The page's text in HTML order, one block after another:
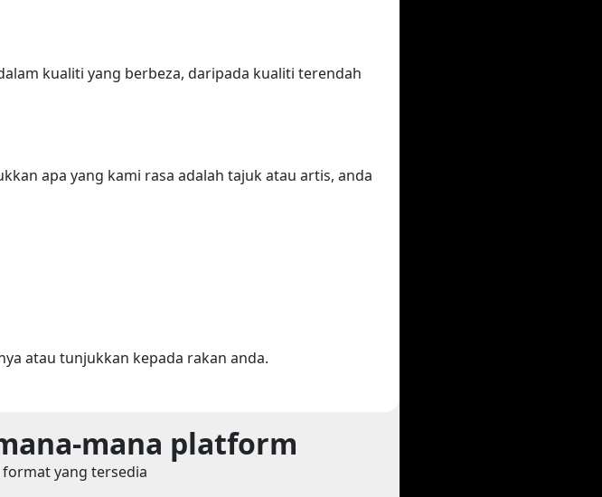
kualiti yang berbeza, daripada kualiti terendah
apa yang kami rasa adalah tajuk atau artis, anda
atau tunjukkan kepada rakan anda.
mana platform
yang tersedia